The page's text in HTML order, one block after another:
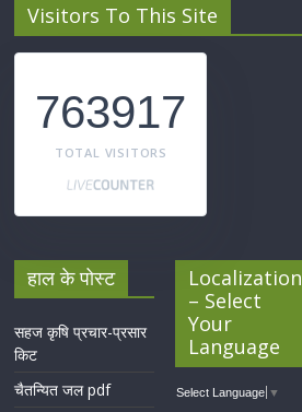
Visitors To This Site
763917
TOTAL VISITORS
हाल के पोस्ट
सहज कृषि प्रचार-प्रसार
किट
चैतन्यित जल pdf
Localization
– Select
Your
Language
Select Language ▼